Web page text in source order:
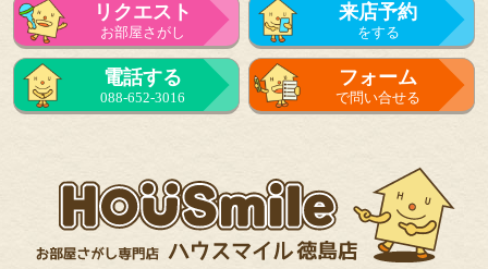
リクエスト
お部屋さがし
来店予約
をする
電話する
088-652-3016
フォーム
で問い合せる